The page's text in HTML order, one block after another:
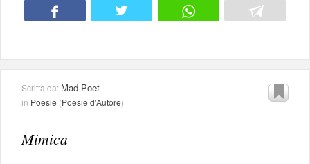
Scritta da: Mad Poet
in Poesie (Poesie d'Autore)
Mimica